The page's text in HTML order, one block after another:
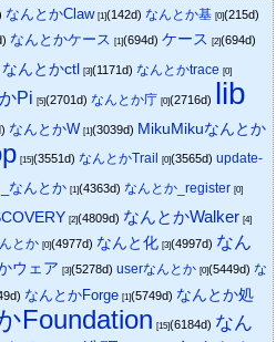
なんとかClaw [1](142d)なんとか基 [0](215d)
なんとかケース [1](694d)ケース [2](694d)
なんとかctl [3](1171d)なんとかtrace [0]
Pi [5](2701d)なんとか庁 [0](2716d) lib
なんとかW [1](3039d) MikuMikuなんとか
[15](3551d)なんとかTrail [0](3565d)update-
なんとか [1](4363d)なんとか_register [0]
[2](4809d) なんとかWalker [4]
とか [0](4977d) なんと化 [3](4997d) なん
ウェア [3](5278d)userなんとか [0](5449d)な
なんとかForge [1](5749d) なんとか処
Foundation [15](6184d) なん